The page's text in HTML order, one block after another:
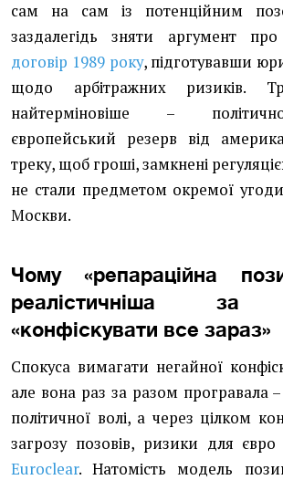
сам на сам із потенційним
заздалегідь зняти аргумент про
договір 1989 року, підготувавши
щодо арбітражних ризиків.
найтерміновіше –
європейський резерв від
треку, щоб гроші, замкнені
не стали предметом окремої
Москви.
Чому «репараційна
реалістичніша за
«конфіскувати все зараз»
Спокуса вимагати негайної
але вона раз за разом програвала
політичної волі, а через цілком
загрозу позовів, ризики для
Euroclear. Натомість модель